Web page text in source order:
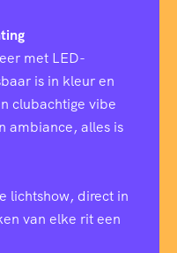
met LED-
is in kleur en
clubachtige vibe
ambiance, alles is
lichtshow, direct in
van elke rit een